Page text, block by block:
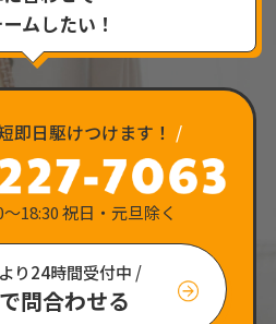
ムしたい！
即日駆けつけます！ /
18:30 祝日・元旦除く
り24時間受付中 /
問合わせる